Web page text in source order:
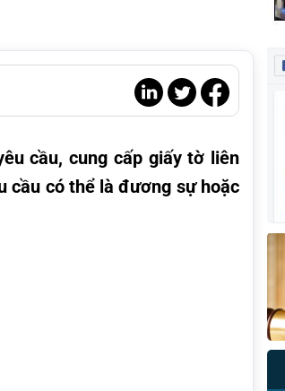
cầu, cung cấp giấy tờ liên
cầu có thể là đương sự hoặc